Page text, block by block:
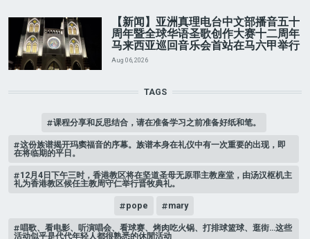
【新闻】亚洲真理电台中文部播音五十
周年暨全球华语圣歌创作大赛十二周年
马来西亚巡回音乐会首站在马六甲举行
Aug 06, 2026
TAGS
课程分享和反思结合，请在准备学习之前准备好纸和笔。
这份族谱揭开玛窦福音的序幕。族谱本身在礼仪中有一次重要的出现，即
在将临期的平日。
12月4日下午三时，香港教区将在坚道圣母无原罪主教座堂，由汤汉枢机主
礼为香港教区候任主教周守仁举行晋牧典礼。
pope mary
唱歌、看电影、听演唱会、看球赛、烤肉吃火锅、打排球篮球、逛街…这些
活动似乎是代代年轻人都很熟悉的休閒活动